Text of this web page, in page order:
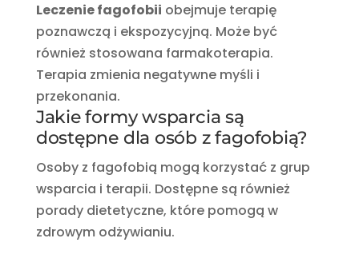
Leczenie fagofobii obejmuje terapię
poznawczą i ekspozycyjną. Może być
również stosowana farmakoterapia.
Terapia zmienia negatywne myśli i
przekonania.
Jakie formy wsparcia są
dostępne dla osób z fagofobią?
Osoby z fagofobią mogą korzystać z grup
wsparcia i terapii. Dostępne są również
porady dietetyczne, które pomogą w
zdrowym odżywianiu.